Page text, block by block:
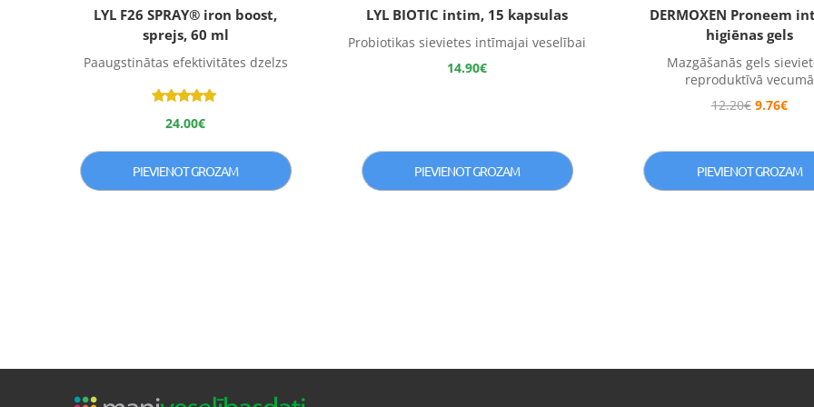
LYL F26 SPRAY® iron boost,
sprejs, 60 ml
Paaugstinātas efektivitātes dzelzs
ar
no 5
24.00€
PIEVIENOT GROZAM
LYL BIOTIC intim, 15 kapsulas
Probiotikas sievietes intīmajai veselībai
14.90€
PIEVIENOT GROZAM
DERMOXEN Proneem
higiēnas gels
Mazgāšanās gels
reproduktīvā vecumā
12.20€ 9.76€
PIEVIENOT GROZAM